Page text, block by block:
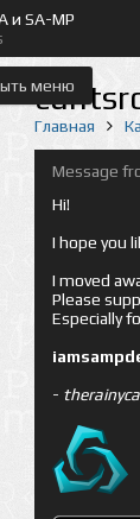
меню
и SA-MP
Главная
Message
Hi!
I hope you
I moved
Please
Especially
-